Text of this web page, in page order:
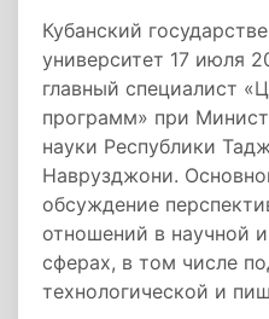
Кубанский
университет 17 июля
главный специалист
программ» при
науки Республики
Наврузджони.
обсуждение
отношений в научной
сферах, в том числе
технологической и